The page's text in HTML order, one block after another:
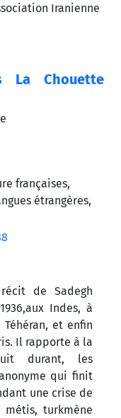
La Chouette
françaises,
étrangères,
de Sadegh
Indes, à
Téhéran, et enfin
Il rapporte à la
durant, les
qui finit
une crise de
turkmène